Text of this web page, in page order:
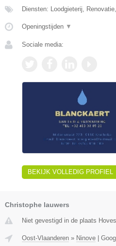
Diensten: Loodgieterij,
Openingstijden ▼
Sociale media:
BEKIJK VOLLEDIG PROFIEL
Christophe lauwers
Niet gevestigd in de plaats
Oost-Vlaanderen » Ninove |